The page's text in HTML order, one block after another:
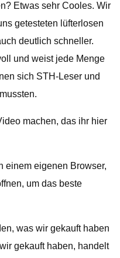
Etwas sehr Cooles. Wir
getesteten lüfterlosen
deutlich schneller.
und weist jede Menge
sich STH-Leser und
machen, das ihr hier
einem eigenen Browser,
um das beste
was wir gekauft haben
gekauft haben, handelt